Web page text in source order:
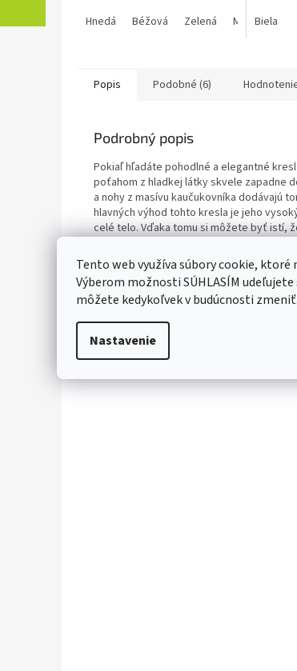
Tento web využíva súbory cookie, ktoré
Výberom možnosti SÚHLASÍM
môžete kedykoľvek v budúcnosti
Nastavenie
Hnedá
Béžová Zelená ModráBiela
Popis Podobné (6)
Podrobný popis
Pokiaľ hľadáte pohodlné a elegantné
poťahom z hladkej látky skvele zapadne
a nohy z masívu kaučukovníka dodávajú
hlavných výhod tohto kresla je jeho
celé telo. Vďaka tomu si môžete byť istí,
modrej farbe je príjemný na dotyk a